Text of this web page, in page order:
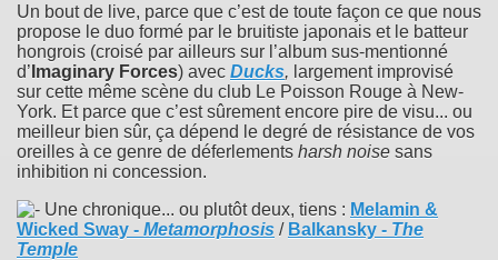
Un bout de live, parce que c’est de toute façon ce que nous
propose le duo formé par le bruitiste japonais et le batteur
hongrois (croisé par ailleurs sur l’album sus-mentionné
d’ Imaginary Forces) avec Ducks, largement improvisé
sur cette même scène du club Le Poisson Rouge à New-
York. Et parce que c’est sûrement encore pire de visu... ou
meilleur bien sûr, ça dépend le degré de résistance de vos
oreilles à ce genre de déferlements harsh noise sans
inhibition ni concession.
Une chronique... ou plutôt deux, tiens : Melamin &
Wicked Sway - Metamorphosis / Balkansky - The
Temple